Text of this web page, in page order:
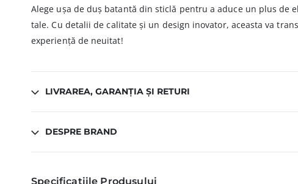
Alege ușa de duș batantă din sticlă pentru a aduce un plus de
tale. Cu detalii de calitate și un design inovator, aceasta va
experiență de neuitat!
LIVRAREA, GARANȚIA ȘI RETURI
DESPRE BRAND
Specificațiile Produsului